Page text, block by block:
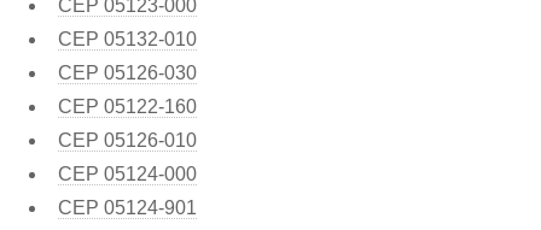
CEP 05123-000
CEP 05132-010
CEP 05126-030
CEP 05122-160
CEP 05126-010
CEP 05124-000
CEP 05124-901